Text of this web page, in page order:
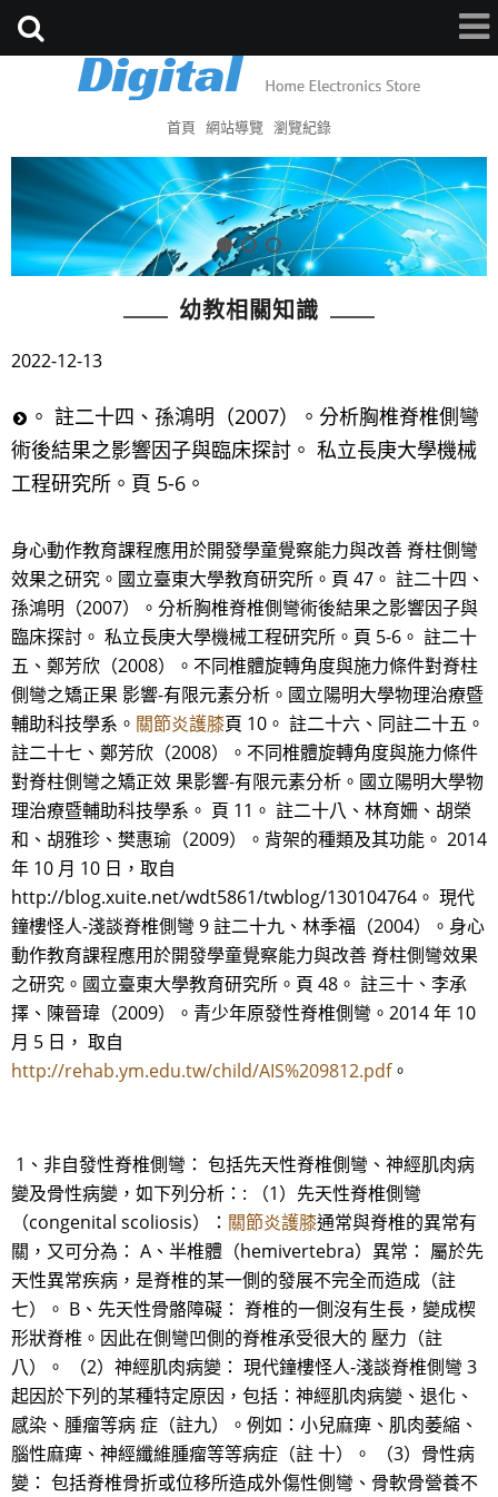
首頁 網站導覽 瀏覽紀錄
幼教相關知識
2022-12-13
。 註二十四、孫鴻明（2007）。分析胸椎脊椎側彎
術後結果之影響因子與臨床探討。 私立長庚大學機械
工程研究所。頁 5-6。
身心動作教育課程應用於開發學童覺察能力與改善 脊柱側彎
效果之研究。國立臺東大學教育研究所。頁 47。 註二十四、
孫鴻明（2007）。分析胸椎脊椎側彎術後結果之影響因子與
臨床探討。 私立長庚大學機械工程研究所。頁 5-6。 註二十
五、鄭芳欣（2008）。不同椎體旋轉角度與施力條件對脊柱
側彎之矯正果 影響-有限元素分析。國立陽明大學物理治療暨
輔助科技學系。 關節炎護膝頁 10。 註二十六、同註二十五。
註二十七、鄭芳欣（2008）。不同椎體旋轉角度與施力條件
對脊柱側彎之矯正效 果影響-有限元素分析。國立陽明大學物
理治療暨輔助科技學系。 頁 11。 註二十八、林育姍、胡榮
和、胡雅珍、樊惠瑜（2009）。背架的種類及其功能。 2014
年 10 月 10 日，取自
http://blog.xuite.net/wdt5861/twblog/130104764。 現代
鐘樓怪人-淺談脊椎側彎 9 註二十九、林季福（2004）。身心
動作教育課程應用於開發學童覺察能力與改善 脊柱側彎效果
之研究。國立臺東大學教育研究所。頁 48。 註三十、李承
擇、陳晉瑋（2009）。青少年原發性脊椎側彎。2014 年 10
月 5 日， 取自
http://rehab.ym.edu.tw/child/AIS%209812.pdf。
1、非自發性脊椎側彎： 包括先天性脊椎側彎、神經肌肉病
變及骨性病變，如下列分析：: （1）先天性脊椎側彎
（congenital scoliosis）： 關節炎護膝通常與脊椎的異常有
關，又可分為： A、半椎體（hemivertebra）異常： 屬於先
天性異常疾病，是脊椎的某一側的發展不完全而造成（註
七）。 B、先天性骨骼障礙： 脊椎的一側沒有生長，變成楔
形狀脊椎。因此在側彎凹側的脊椎承受很大的 壓力（註
八）。 （2）神經肌肉病變： 現代鐘樓怪人-淺談脊椎側彎 3
起因於下列的某種特定原因，包括：神經肌肉病變、退化、
感染、腫瘤等病 症（註九）。例如：小兒麻痺、肌肉萎縮、
腦性麻痺、神經纖維腫瘤等等病症（註 十）。 （3）骨性病
變： 包括脊椎骨折或位移所造成外傷性側彎、骨軟骨營養不